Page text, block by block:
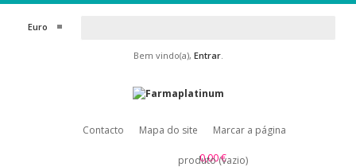
Euro
Bem vindo(a), Entrar.
Contacto Mapa do site Marcar a página
0,00 €
produto (vazio)